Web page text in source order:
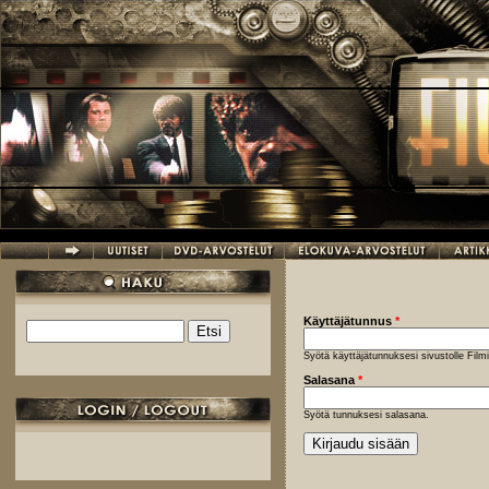
Hyppää pääsisältöön
Hakulomake
Käyttäjätunnus *
Syötä käyttäjätunnuksesi sivustolle
Salasana *
Syötä tunnuksesi salasana.